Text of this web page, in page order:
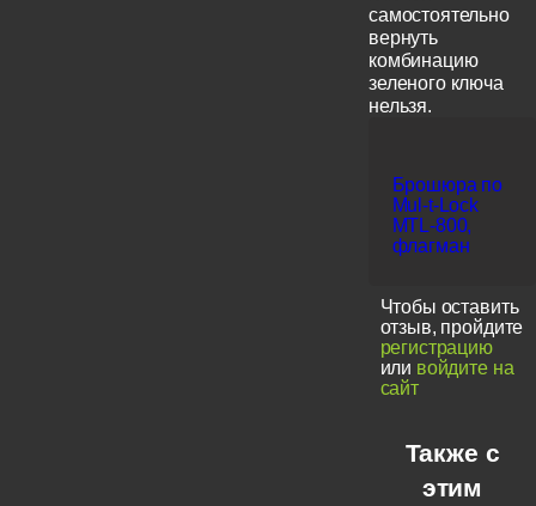
самостоятельно
вернуть
комбинацию
зеленого ключа
нельзя.
Брошюра по
Mul-t-Lock
MTL-800,
флагман
Чтобы оставить
отзыв, пройдите
регистрацию
или войдите на
сайт
Также с
этим